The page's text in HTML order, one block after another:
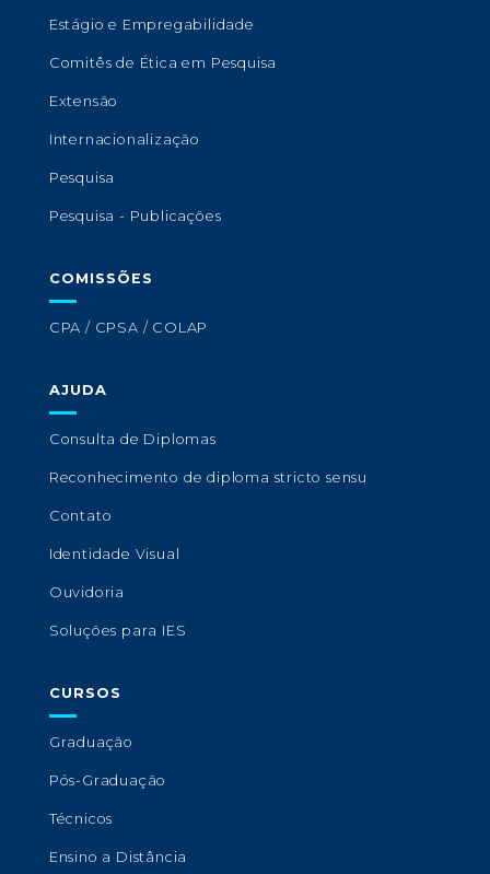
Estágio e Empregabilidade
Comitês de Ética em Pesquisa
Extensão
Internacionalização
Pesquisa
Pesquisa - Publicações
COMISSÕES
CPA / CPSA / COLAP
AJUDA
Consulta de Diplomas
Reconhecimento de diploma stricto sensu
Contato
Identidade Visual
Ouvidoria
Soluções para IES
CURSOS
Graduação
Pós-Graduação
Técnicos
Ensino a Distância